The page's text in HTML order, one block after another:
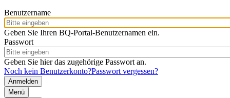
Benutzername
Geben Sie Ihren BQ-Portal-Benutzernamen ein.
Passwort
Geben Sie hier das zugehörige Passwort an.
Noch kein Benutzerkonto?Passwort vergessen?
Menü